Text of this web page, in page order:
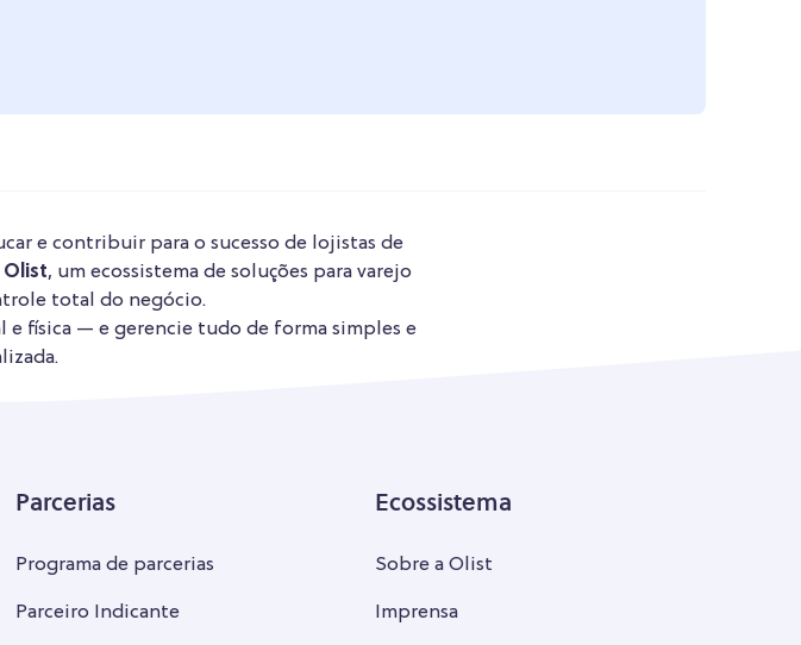
e contribuir para o sucesso de lojistas de
, um ecossistema de soluções para varejo
total do negócio.
física — e gerencie tudo de forma simples e
Parcerias
Programa de parcerias
Parceiro Indicante
Ecossistema
Sobre a Olist
Imprensa